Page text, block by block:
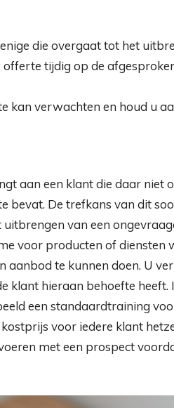
die overgaat tot het
tijdig op de
kan verwachten en houd u
aan een klant die daar niet
bevat. De trefkans van dit
van een
voor producten of diensten
aanbod te kunnen doen. U
klant hieraan behoefte heeft.
een standaardtraining
voor iedere klant
met een prospect